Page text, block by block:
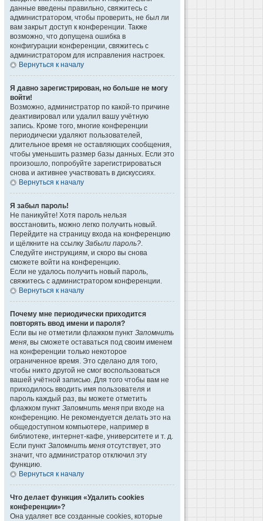
данные введены правильно, свяжитесь с
администратором, чтобы проверить, не был ли
вам закрыт доступ к конференции. Также
возможно, что допущена ошибка в
конфигурации конференции, свяжитесь с
администратором для исправления настроек.
Вернуться к началу
Я давно зарегистрирован, но больше не могу
войти!
Возможно, администратор по какой-то причине
деактивировал или удалил вашу учётную
запись. Кроме того, многие конференции
периодически удаляют пользователей,
длительное время не оставляющих сообщения,
чтобы уменьшить размер базы данных. Если это
произошло, попробуйте зарегистрироваться
снова и активнее участвовать в дискуссиях.
Вернуться к началу
Я забыл пароль!
Не паникуйте! Хотя пароль нельзя
восстановить, можно легко получить новый.
Перейдите на страницу входа на конференцию
и щёлкните на ссылку Забыли пароль?.
Следуйте инструкциям, и скоро вы снова
сможете войти на конференцию.
Если не удалось получить новый пароль,
свяжитесь с администратором конференции.
Вернуться к началу
Почему мне периодически приходится
повторять ввод имени и пароля?
Если вы не отметили флажком пункт Запомнить
меня, вы сможете оставаться под своим именем
на конференции только некоторое
ограниченное время. Это сделано для того,
чтобы никто другой не смог воспользоваться
вашей учётной записью. Для того чтобы вам не
приходилось вводить имя пользователя и
пароль каждый раз, вы можете отметить
флажком пункт Запомнить меня при входе на
конференцию. Не рекомендуется делать это на
общедоступном компьютере, например в
библиотеке, интернет-кафе, университете и т. д.
Если пункт Запомнить меня отсутствует, это
значит, что администратор отключил эту
функцию.
Вернуться к началу
Что делает функция «Удалить cookies
конференции»?
Она удаляет все созданные cookies, которые